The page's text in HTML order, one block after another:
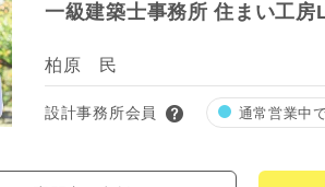
一級建築士事務所 住まい工房
柏原 民
設計事務所会員 通常営業中